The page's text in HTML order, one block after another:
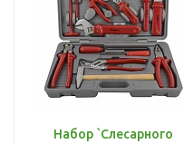
Набор `Слесарного